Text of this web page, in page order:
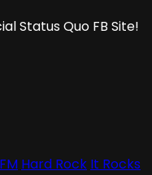
Status Quo FB Site!
Hard Rock It Rocks